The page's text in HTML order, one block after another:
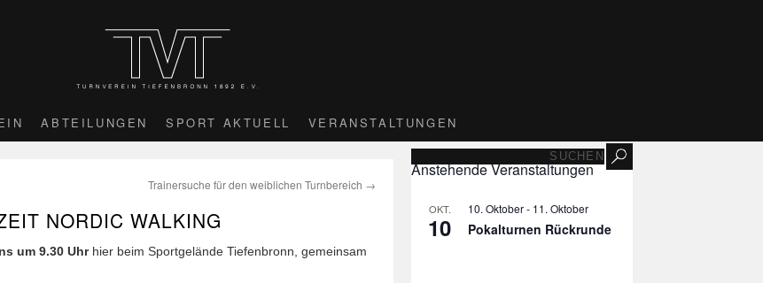
ABTEILUNGEN SPORT AKTUELL VERANSTALTUNGEN
Trainersuche für den weiblichen Turnbereich →
NORDIC WALKING
um 9.30 Uhr hier beim Sportgelände Tiefenbronn, gemeinsam
Anstehende Veranstaltungen
OKT.
10
10. Oktober- 11. Oktober
Pokalturnen Rückrunde